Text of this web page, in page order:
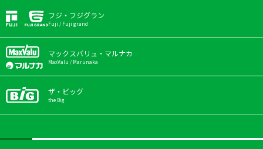
フジ・フジグラン
Fuji / Fuji grand
マックスバリュ・マルナカ
MaxValu / Marunaka
ザ・ビッグ
the Big